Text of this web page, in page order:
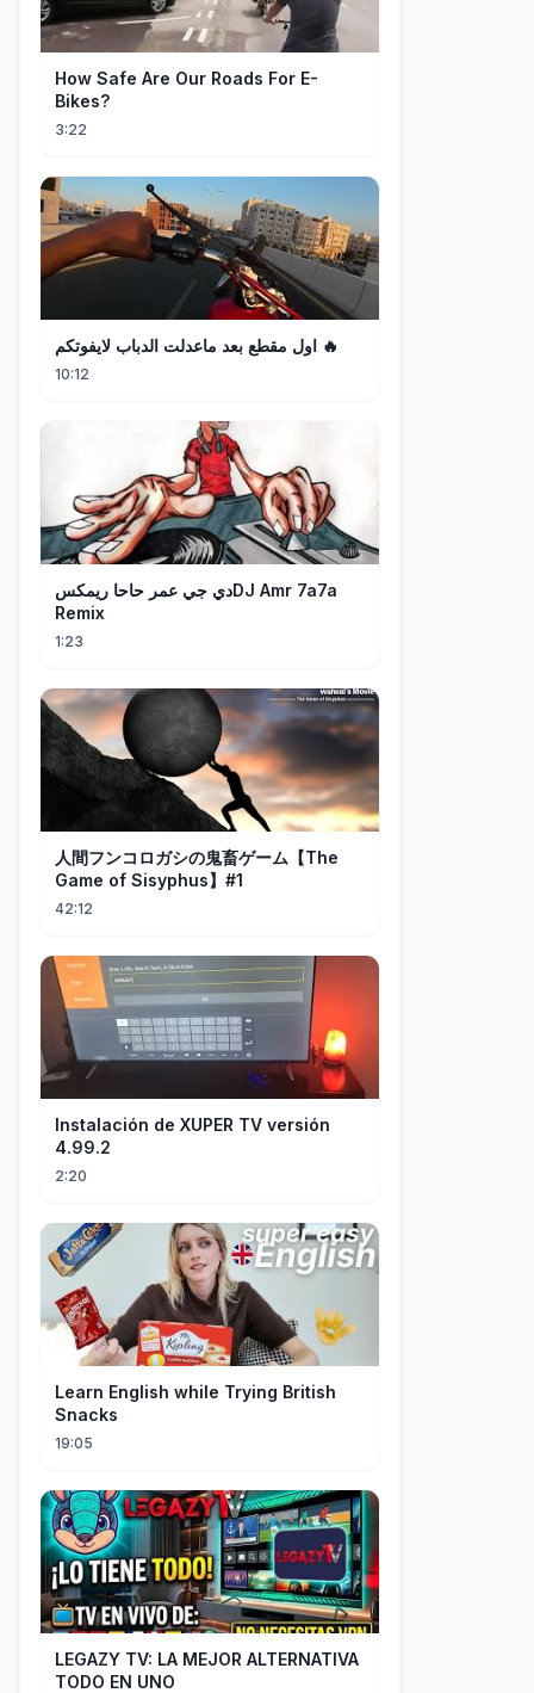
How Safe Are Our Roads For E-
Bikes?
3:22
اول مقطع بعد ماعدلت الدباب لايفوتكم 🔥
10:12
دي جي عمر حاحا ريمكسDJ Amr 7a7a
Remix
1:23
人間フンコロガシの鬼畜ゲーム【The
Game of Sisyphus】#1
42:12
Instalación de XUPER TV versión
4.99.2
2:20
Learn English while Trying British
Snacks
19:05
LEGAZY TV: LA MEJOR ALTERNATIVA
TODO EN UNO